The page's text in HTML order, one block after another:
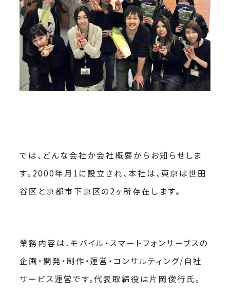
では、どんな会社か会社概要からお知らせしま
す。2000年月1に設立され、本社は、東京は世田
谷区と京都市下京区の2ヶ所存在します。
業務内容は、モバイル・スマートフォンサーブスの
企画・開発・制作・運営・コンサルティング/自社
サービス運営です。代表取締役は片岡俊行氏。